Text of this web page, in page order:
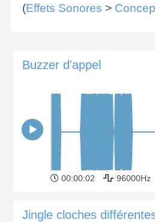
(Effets Sonores >
Buzzer d'appel
00:00:02 96000Hz
Jingle cloches